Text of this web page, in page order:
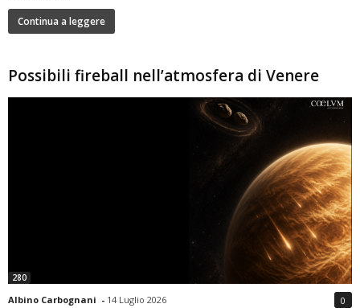
Continua a leggere
Possibili fireball nell’atmosfera di Venere
280
Albino Carbognani - 14 Luglio 2026 0